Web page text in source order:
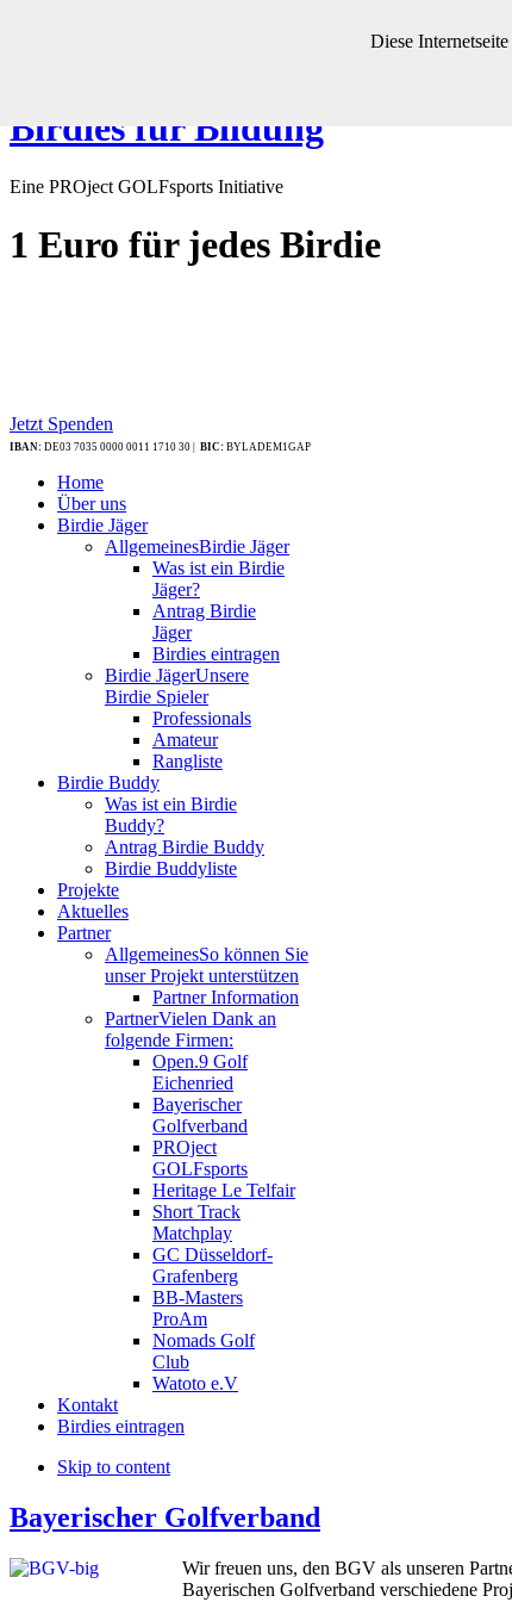
Birdies für Bildung
Eine PROject GOLFsports Initiative
1 Euro für jedes Birdie
Jetzt Spenden
IBAN: DE03 7035 0000 0011 1710 30 | BIC: BYLADEM1GAP
Home
Über uns
Birdie Jäger
AllgemeinesBirdie Jäger
Was ist ein Birdie
Jäger?
Antrag Birdie
Jäger
Birdies eintragen
Birdie JägerUnsere
Birdie Spieler
Professionals
Amateur
Rangliste
Birdie Buddy
Was ist ein Birdie
Buddy?
Antrag Birdie Buddy
Birdie Buddyliste
Projekte
Aktuelles
Partner
AllgemeinesSo können Sie
unser Projekt unterstützen
Partner Information
PartnerVielen Dank an
folgende Firmen:
Open.9 Golf
Eichenried
Bayerischer
Golfverband
PROject
GOLFsports
Heritage Le Telfair
Short Track
Matchplay
GC Düsseldorf-
Grafenberg
BB-Masters
ProAm
Nomads Golf
Club
Watoto e.V
Kontakt
Birdies eintragen
Skip to content
Bayerischer Golfverband
Wir freuen uns, den BGV als unseren
Bayerischen Golfverband verschiedene
Diese